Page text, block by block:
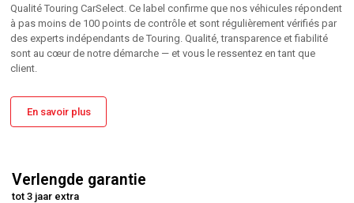
Qualité Touring CarSelect. Ce label confirme que nos véhicules répondent
à pas moins de 100 points de contrôle et sont régulièrement vérifiés par
des experts indépendants de Touring. Qualité, transparence et fiabilité
sont au cœur de notre démarche — et vous le ressentez en tant que
client.
En savoir plus
Verlengde garantie
tot 3 jaar extra